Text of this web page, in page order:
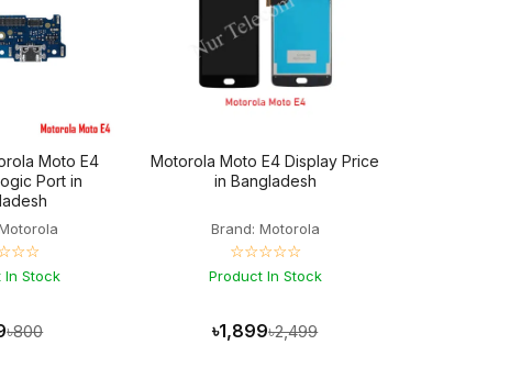
Moto E4
Port in
In Stock
৳800
Motorola Moto E4 Display Price
in Bangladesh
Brand: Motorola
☆☆☆☆☆
Product In Stock
৳1,899৳2,499